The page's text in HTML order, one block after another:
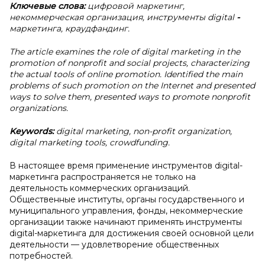
Ключевые слова:цифровой маркетинг,
некоммерческая организация, инструменты digital -
маркетинга, краудфандинг.
The article examines the role of digital marketing in the
promotion of nonprofit and social projects, characterizing
the actual tools of online promotion. Identified the main
problems of such promotion on the Internet and presented
ways to solve them, presented ways to promote nonprofit
organizations.
Keywords:digital marketing, non-profit organization,
digital marketing tools, crowdfunding.
В настоящее время применение инструментов digital-
маркетинга распространяется не только на
деятельность коммерческих организаций.
Общественные институты, органы государственного и
муниципального управления, фонды, некоммерческие
организации также начинают применять инструменты
digital-маркетинга для достижения своей основной цели
деятельности — удовлетворение общественных
потребностей.